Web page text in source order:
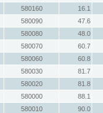
580160
16.1
580090
47.6
580080
48.0
580070
60.7
580060
60.8
580030
81.7
580020
81.8
580000
88.1
580010
90.0